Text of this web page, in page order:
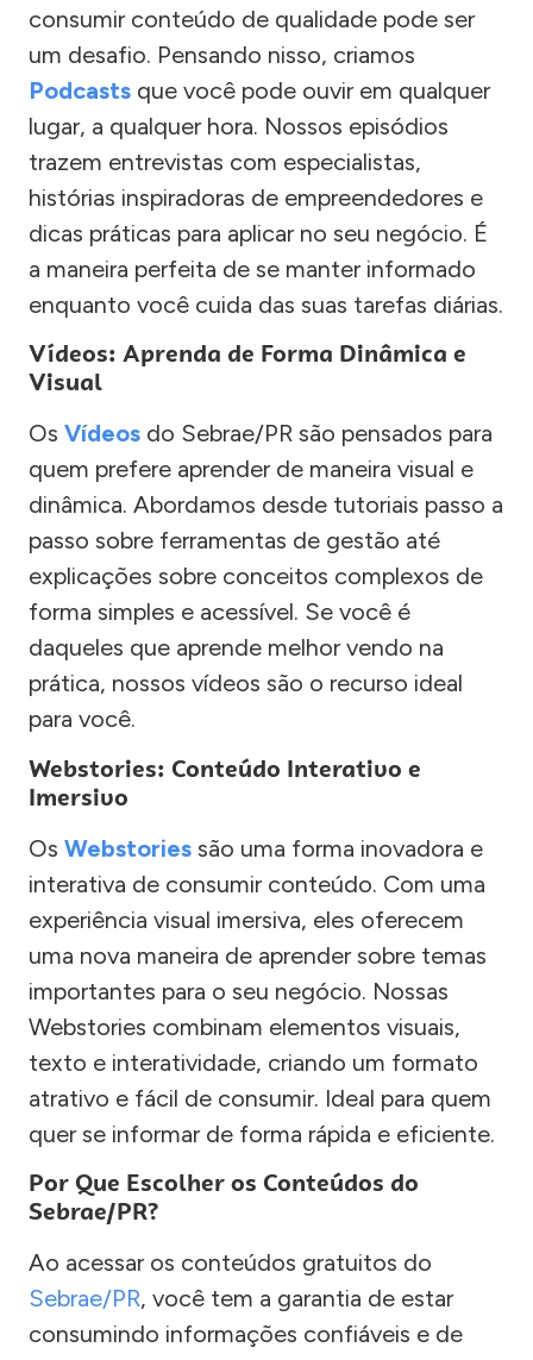
consumir conteúdo de qualidade pode ser
um desafio. Pensando nisso, criamos
Podcasts que você pode ouvir em qualquer
lugar, a qualquer hora. Nossos episódios
trazem entrevistas com especialistas,
histórias inspiradoras de empreendedores e
dicas práticas para aplicar no seu negócio. É
a maneira perfeita de se manter informado
enquanto você cuida das suas tarefas diárias.
Vídeos: Aprenda de Forma Dinâmica e
Visual
Os Vídeos do Sebrae/PR são pensados para
quem prefere aprender de maneira visual e
dinâmica. Abordamos desde tutoriais passo a
passo sobre ferramentas de gestão até
explicações sobre conceitos complexos de
forma simples e acessível. Se você é
daqueles que aprende melhor vendo na
prática, nossos vídeos são o recurso ideal
para você.
Webstories: Conteúdo Interativo e
Imersivo
Os Webstories são uma forma inovadora e
interativa de consumir conteúdo. Com uma
experiência visual imersiva, eles oferecem
uma nova maneira de aprender sobre temas
importantes para o seu negócio. Nossas
Webstories combinam elementos visuais,
texto e interatividade, criando um formato
atrativo e fácil de consumir. Ideal para quem
quer se informar de forma rápida e eficiente.
Por Que Escolher os Conteúdos do
Sebrae/PR?
Ao acessar os conteúdos gratuitos do
Sebrae/PR, você tem a garantia de estar
consumindo informações confiáveis e de